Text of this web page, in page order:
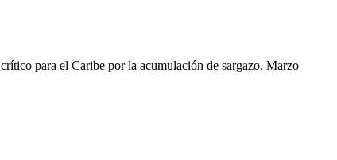
para el Caribe por la acumulación de sargazo. Marzo